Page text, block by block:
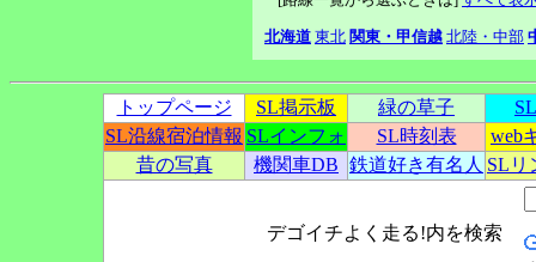
北海道 東北 関東・甲信越 北陸・中部
トップページ SL掲示板 緑の草子
SL沿線宿泊情報 SLインフォ SL時刻表
web
昔の写真
機関車DB 鉄道好き有名人 SLリ
デゴイチよく走る!内を検索